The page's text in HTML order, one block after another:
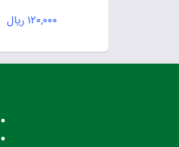
۱۲۰,۰۰۰ ریال